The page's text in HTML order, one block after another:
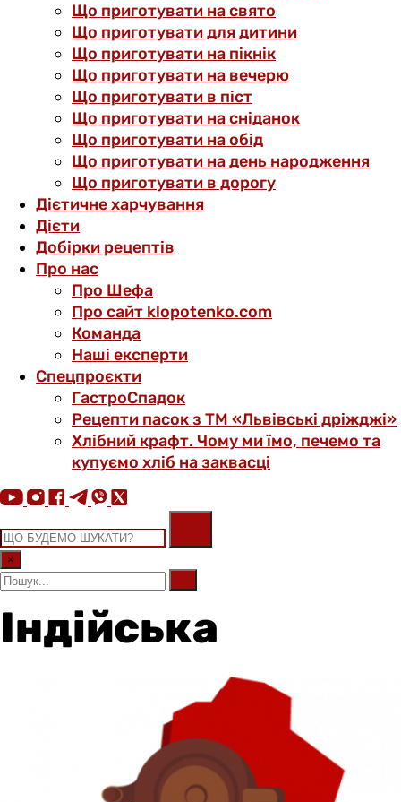
Що приготувати на свято
Що приготувати для дитини
Що приготувати на пікнік
Що приготувати на вечерю
Що приготувати в піст
Що приготувати на сніданок
Що приготувати на обід
Що приготувати на день народження
Що приготувати в дорогу
Дієтичне харчування
Дієти
Добірки рецептів
Про нас
Про Шефа
Про сайт klopotenko.com
Команда
Наші експерти
Спецпроєкти
ГастроСпадок
Рецепти пасок з ТМ «Львівські дріжджі»
Хлібний крафт. Чому ми їмо, печемо та
купуємо хліб на заквасці
×
Індійська